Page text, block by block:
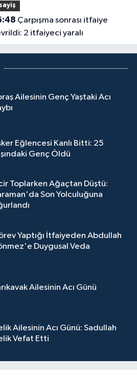
2 itfaiyeci yaralı
Ailesinin Genç Yaştaki Acı
Eğlencesi Kanlı Bitti: 25
Genç Öldü
Toplarken Ağaçtan Düştü:
Son Yolculuğuna
Yaptığı İtfaiyeden Abdullah
Duygusal Veda
Ailesinin Acı Günü
Ailesinin Acı Günü: Sadullah
Vefat Etti